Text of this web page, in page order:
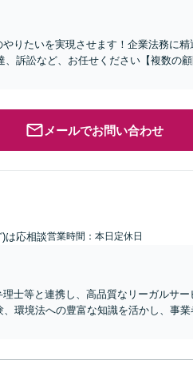
りたいを実現させます！企業法務に
訴訟など、お任せください【複数の
メールでお問い合わせ
は応相談営業時間：本日定休日
士等と連携し、高品質なリーガルサー
環境法への豊富な知識を活かし、事業